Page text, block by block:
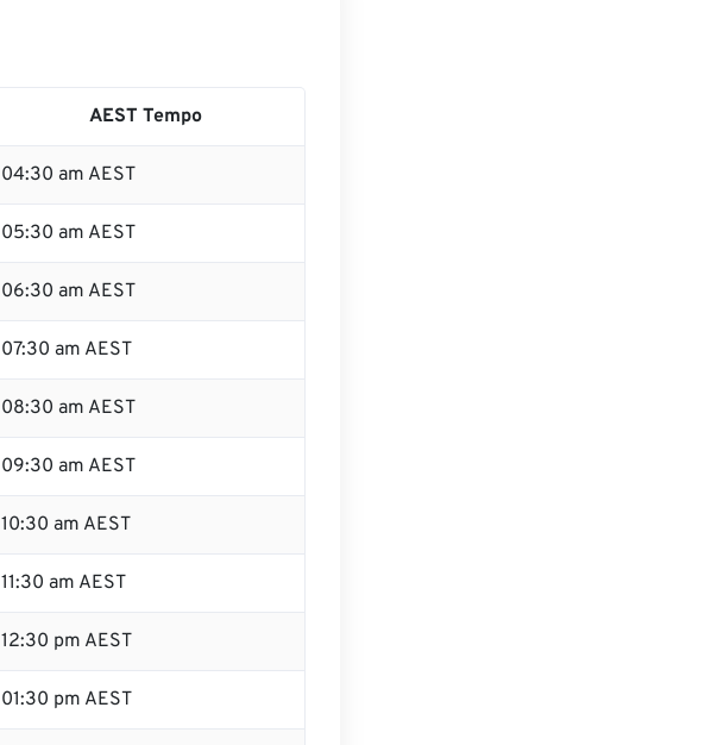
AEST Tempo
04:30 am AEST
05:30 am AEST
06:30 am AEST
07:30 am AEST
08:30 am AEST
09:30 am AEST
10:30 am AEST
11:30 am AEST
12:30 pm AEST
01:30 pm AEST